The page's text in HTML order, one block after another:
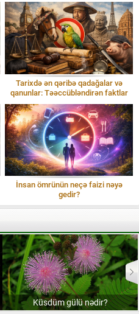
Tarixdə ən qəribə qadağalar və
qanunlar: Təəccübləndirən faktlar
İnsan ömrünün neçə faizi nəyə
gedir?
Küsdüm gülü nədir?